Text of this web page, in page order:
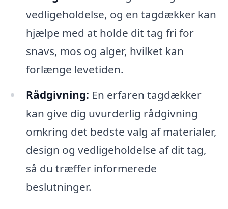
vedligeholdelse, og en tagdækker kan
hjælpe med at holde dit tag fri for
snavs, mos og alger, hvilket kan
forlænge levetiden.
Rådgivning: En erfaren tagdækker
kan give dig uvurderlig rådgivning
omkring det bedste valg af materialer,
design og vedligeholdelse af dit tag,
så du træffer informerede
beslutninger.